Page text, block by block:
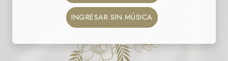
INGRESAR SIN MÚSICA